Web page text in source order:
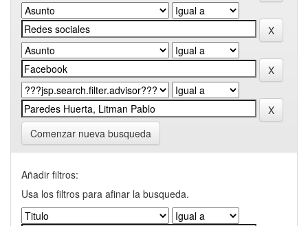
Comenzar nueva busqueda
Añadir filtros:
Usa los filtros para afinar la busqueda.